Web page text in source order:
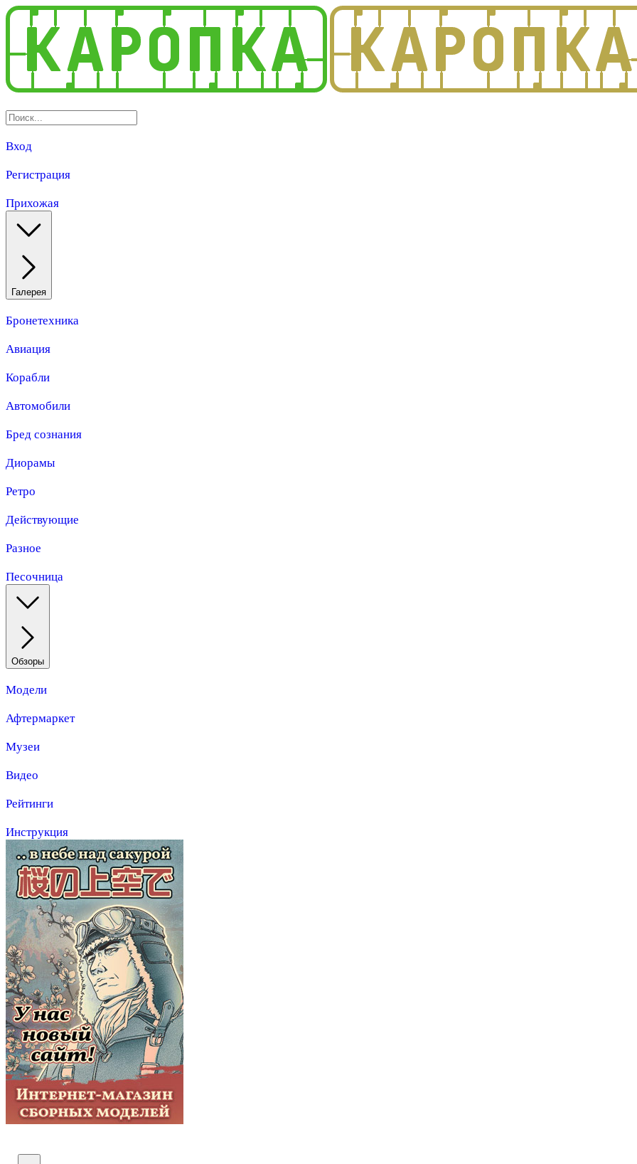
Вход
Регистрация
Прихожая
Галерея
Бронетехника
Авиация
Корабли
Автомобили
Бред сознания
Диорамы
Ретро
Действующие
Разное
Песочница
Обзоры
Модели
Афтермаркет
Музеи
Видео
Рейтинги
Инструкция